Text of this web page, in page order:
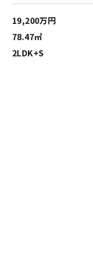
19,200万円
78.47㎡
2LDK+S